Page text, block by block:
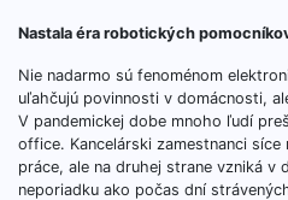
Nastala éra robotických
Nie nadarmo sú fenoménom
uľahčujú povinnosti v domácnosti,
V pandemickej dobe mnoho ľudí
office. Kancelárski zamestnanci
práce, ale na druhej strane vzniká v
neporiadku ako počas dní